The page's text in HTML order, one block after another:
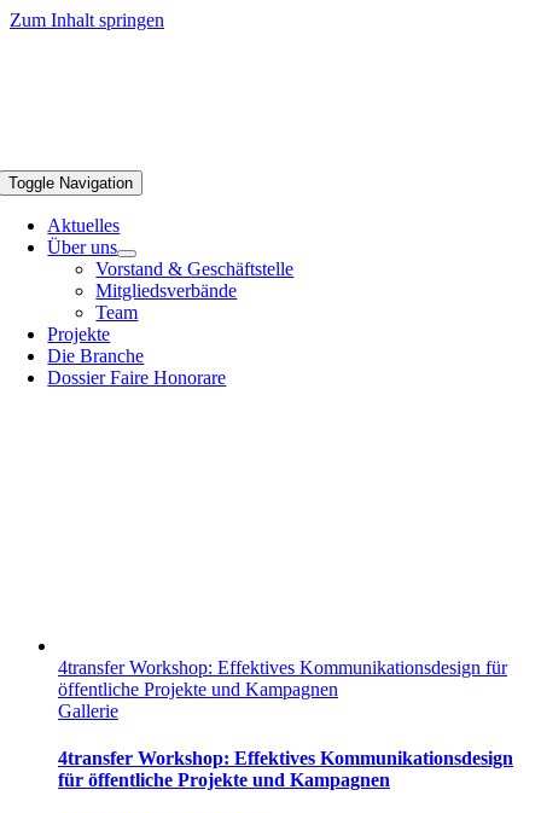
Zum Inhalt springen
Toggle Navigation
Aktuelles
Über uns
Vorstand & Geschäftstelle
Mitgliedsverbände
Team
Projekte
Die Branche
Dossier Faire Honorare
4transfer Workshop: Effektives Kommunikationsdesign für
öffentliche Projekte und Kampagnen
Gallerie
4transfer Workshop: Effektives Kommunikationsdesign
für öffentliche Projekte und Kampagnen